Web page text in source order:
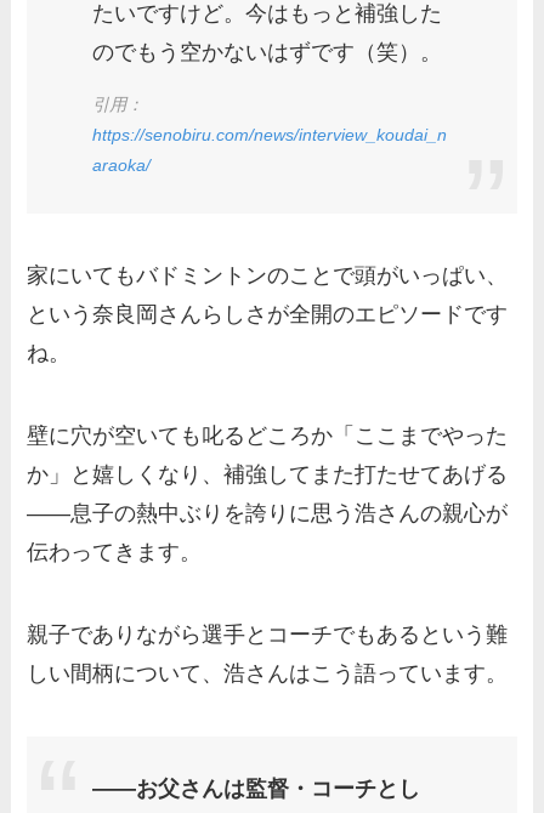
たいですけど。今はもっと補強した
のでもう空かないはずです（笑）。
引用：
https://senobiru.com/news/interview_koudai_n
araoka/
家にいてもバドミントンのことで頭がいっぱい、
という奈良岡さんらしさが全開のエピソードです
ね。
壁に穴が空いても叱るどころか「ここまでやった
か」と嬉しくなり、補強してまた打たせてあげる
——息子の熱中ぶりを誇りに思う浩さんの親心が
伝わってきます。
親子でありながら選手とコーチでもあるという難
しい間柄について、浩さんはこう語っています。
――お父さんは監督・コーチとし